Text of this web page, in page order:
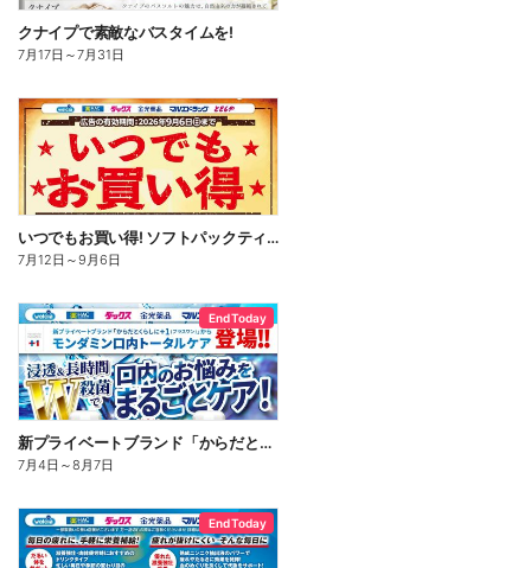
クナイプで素敵なバスタイムを!
7月17日 ～7月31日
いつでもお買い得! ソフトパックティッシュ
7月12日 ～9月6日
End Today
新プライベートブランド「からだとくらしに+1(プラスワン)」よりモンダミン口内トータルケア登場!
7月4日 ～8月7日
End Today